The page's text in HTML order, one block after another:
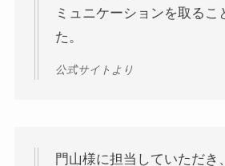
ミュニケーションを取るこ
た。
公式サイトより
門山様に担当していただき